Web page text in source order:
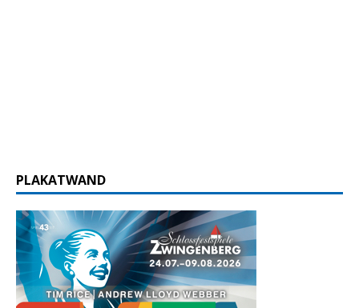
PLAKATWAND